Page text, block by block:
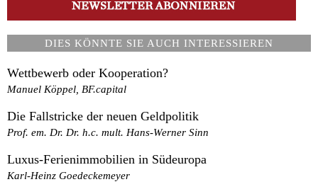
DIES KÖNNTE SIE AUCH INTERESSIEREN
Wettbewerb oder Kooperation?
Manuel Köppel, BF.capital
Die Fallstricke der neuen Geldpolitik
Prof. em. Dr. Dr. h.c. mult. Hans-Werner Sinn
Luxus-Ferienimmobilien in Südeuropa
Karl-Heinz Goedeckemeyer